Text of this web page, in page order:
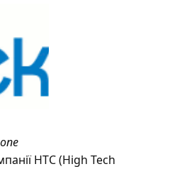
HTC (High Tech